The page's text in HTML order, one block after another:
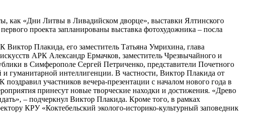
как «Дни Литвы в Ливадийском дворце», выставки Ялтинского
проекта запланированы выставка фотохудожника – посла
Плакида, его заместитель Татьяна Умрихина, глава
АРК Александр Ермачков, заместитель Чрезвычайного и
в Симферополе Сергей Петриченко, представители Почетного
и гуманитарной интеллигенции. В частности, Виктор Плакида от
участников вечера-презентации с началом нового года в
принесут новые творческие находки и достижения. «Древо
– подчеркнул Виктор Плакида. Кроме того, в рамках
КРУ «Коктебельский эколого-историко-культурный заповедник